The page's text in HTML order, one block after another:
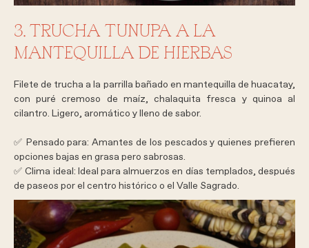
3. TRUCHA TUNUPA A LA
MANTEQUILLA DE HIERBAS
Filete de trucha a la parrilla bañado en mantequilla de huacatay,
con puré cremoso de maíz, chalaquita fresca y quinoa al
cilantro. Ligero, aromático y lleno de sabor.
✅ Pensado para: Amantes de los pescados y quienes prefieren
opciones bajas en grasa pero sabrosas.
✅ Clima ideal: Ideal para almuerzos en días templados, después
de paseos por el centro histórico o el Valle Sagrado.